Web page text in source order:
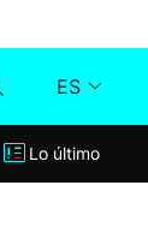
ES
Klisk
Lo último